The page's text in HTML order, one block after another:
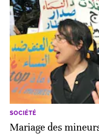
SOCIÉTÉ
Mariage des